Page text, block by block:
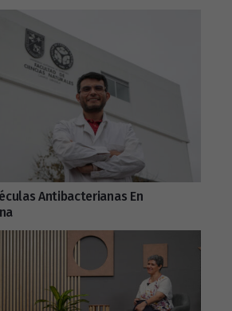
Antibacterianas En